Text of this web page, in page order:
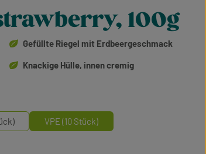
100g
Gefüllte Riegel mit Erdbeergeschmack
Knackige Hülle, innen cremig
VPE (10 Stück)